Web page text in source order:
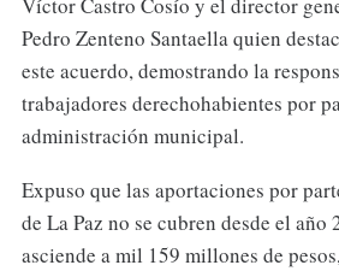
Víctor Castro Cosío y el director
Pedro Zenteno Santaella quien
este acuerdo, demostrando la
trabajadores derechohabientes por
administración municipal.
Expuso que las aportaciones por
de La Paz no se cubren desde el año
asciende a mil 159 millones de